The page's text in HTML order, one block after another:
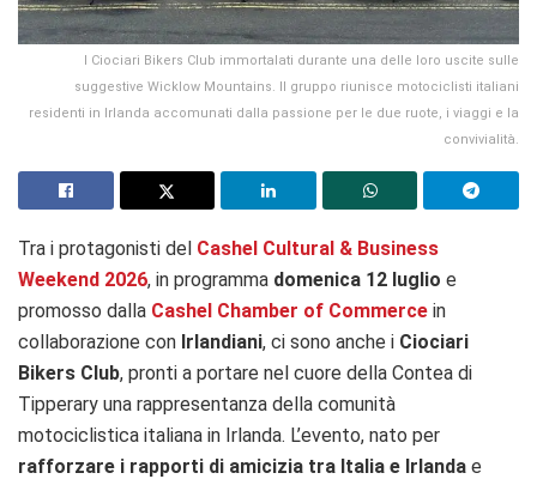
I Ciociari Bikers Club immortalati durante una delle loro uscite sulle
suggestive Wicklow Mountains. Il gruppo riunisce motociclisti italiani
residenti in Irlanda accomunati dalla passione per le due ruote, i viaggi e la
convivialità.
Tra i protagonisti del Cashel Cultural & Business
Weekend 2026, in programma domenica 12 luglio e
promosso dalla Cashel Chamber of Commerce in
collaborazione con Irlandiani, ci sono anche i Ciociari
Bikers Club, pronti a portare nel cuore della Contea di
Tipperary una rappresentanza della comunità
motociclistica italiana in Irlanda. L’evento, nato per
rafforzare i rapporti di amicizia tra Italia e Irlanda e